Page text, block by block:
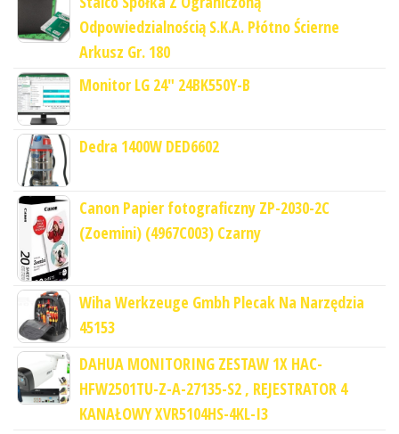
Odpowiedzialnością S.K.A. Płótno Ścierne
Arkusz Gr. 180
Monitor LG 24" 24BK550Y-B
Dedra 1400W DED6602
Canon Papier fotograficzny ZP-2030-2C
(Zoemini) (4967C003) Czarny
Wiha Werkzeuge Gmbh Plecak Na Narzędzia
45153
DAHUA MONITORING ZESTAW 1X HAC-
HFW2501TU-Z-A-27135-S2 , REJESTRATOR 4
KANAŁOWY XVR5104HS-4KL-I3